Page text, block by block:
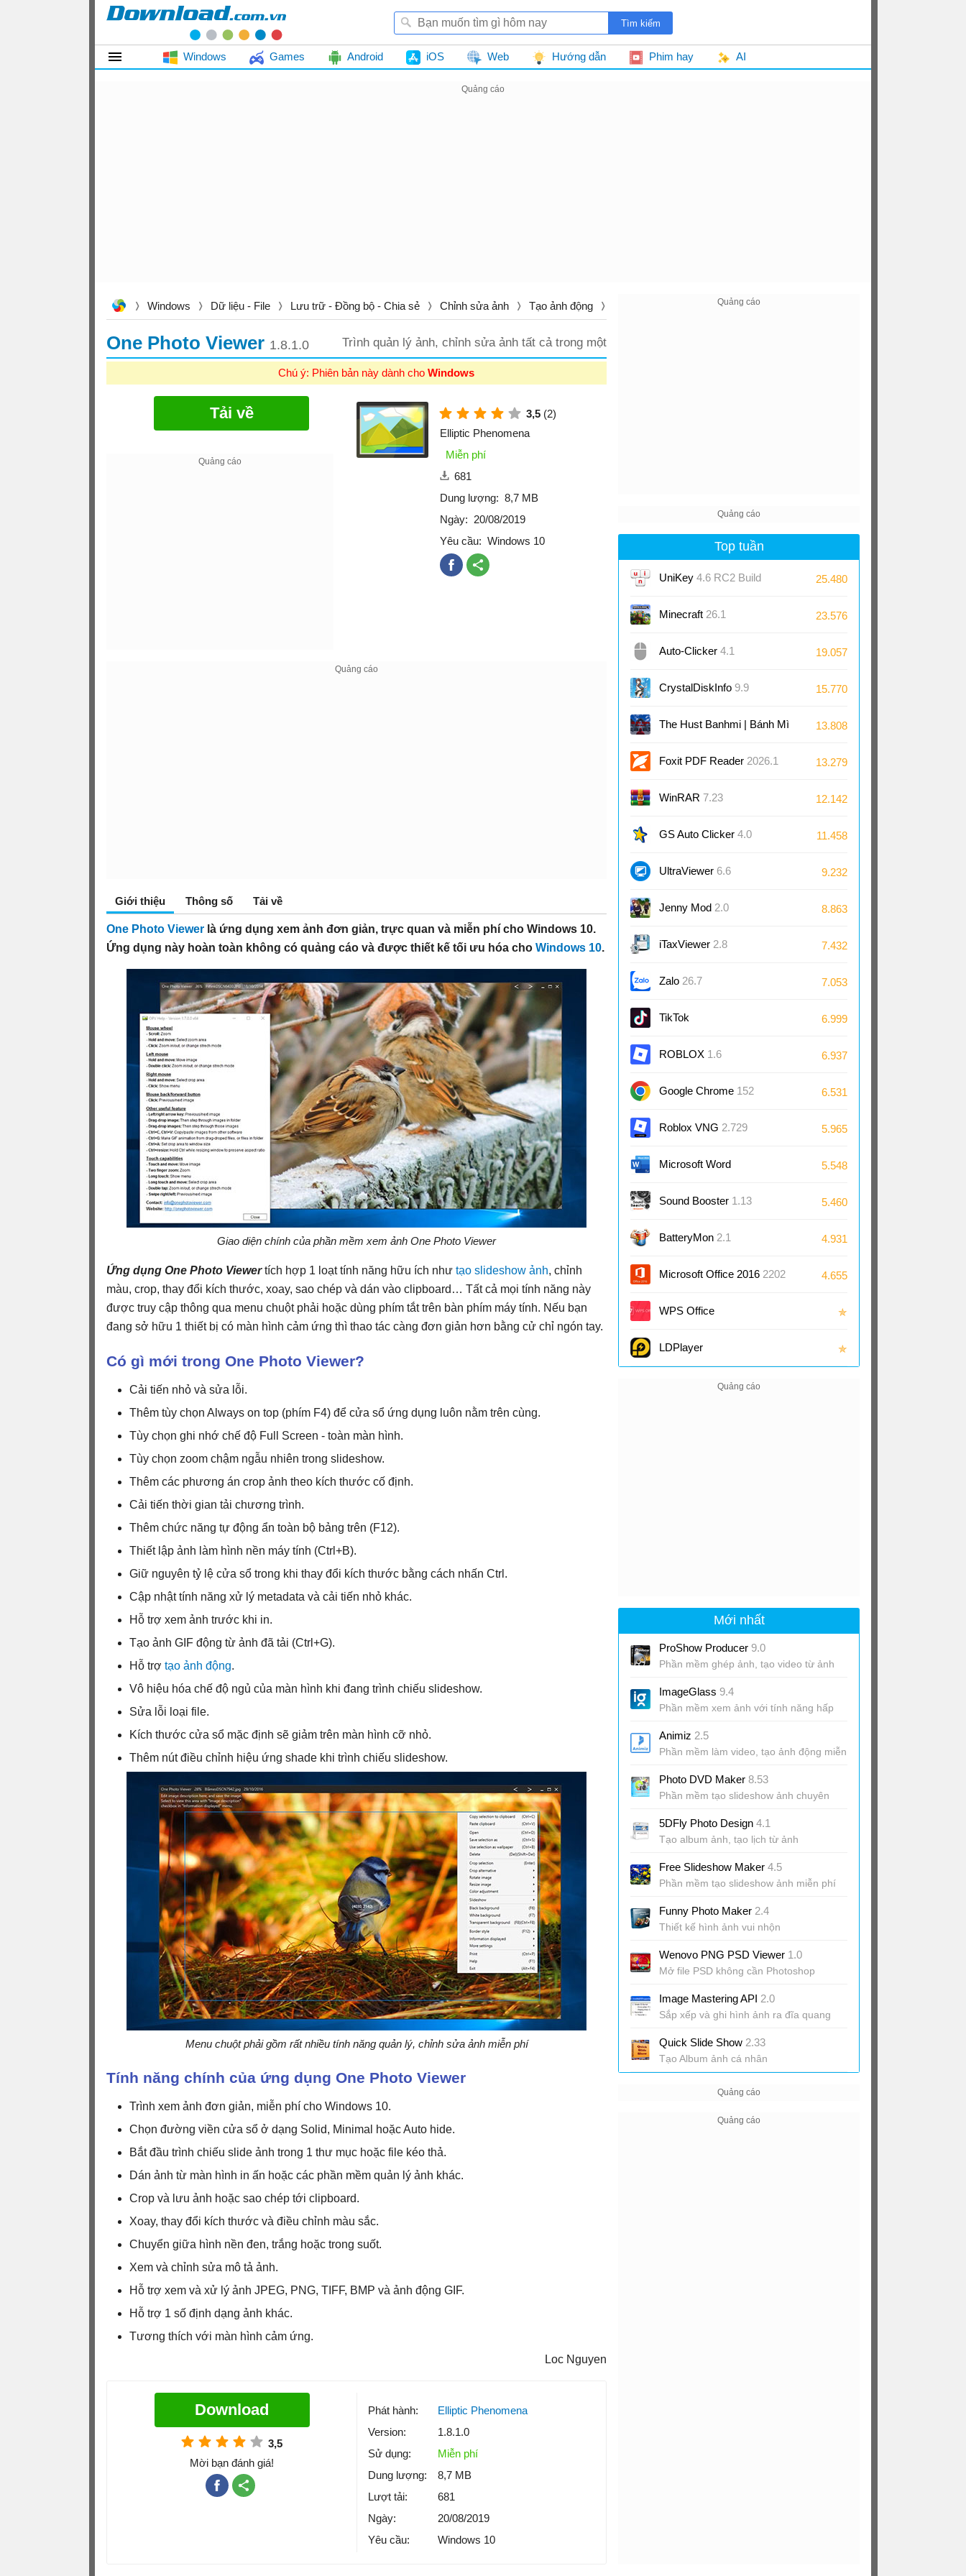
Windows Games Android iOS Web Hướng dẫn Phim hay AI
Windows Dữ liệu - File Lưu trữ - Đồng bộ - Chia sẻ Chỉnh sửa ảnh Tạo ảnh động Làm video Ảnh - Album
One Photo Viewer 1.8.1.0 Trình quản lý ảnh, chỉnh sửa ảnh tất cả trong một
Chú ý: Phiên bản này dành cho Windows
Tải về 3,5 (2)
Elliptic Phenomena
Miễn phí
681
Dung lượng: 8,7 MB
Ngày: 20/08/2019
Yêu cầu: Windows 10
Giới thiệu Thông số Tải về
One Photo Viewer là ứng dụng xem ảnh đơn giản, trực quan và miễn phí cho Windows 10.
Ứng dụng này hoàn toàn không có quảng cáo và được thiết kế tối ưu hóa cho Windows 10.
Giao diện chính của phần mềm xem ảnh One Photo Viewer
Ứng dụng One Photo Viewertích hợp 1 loạt tính năng hữu ích như tạo slideshow ảnh, chỉnh
màu, crop, thay đổi kích thước, xoay, sao chép và dán vào clipboard… Tất cả mọi tính năng này
được truy cập thông qua menu chuột phải hoặc dùng phím tắt trên bàn phím máy tính. Nếu bạn
đang sở hữu 1 thiết bị có màn hình cảm ứng thì thao tác càng đơn giản hơn bằng cử chỉ ngón tay.
Có gì mới trong One Photo Viewer?
Cải tiến nhỏ và sửa lỗi.
Thêm tùy chọn Always on top (phím F4) để cửa sổ ứng dụng luôn nằm trên cùng.
Tùy chọn ghi nhớ chế độ Full Screen - toàn màn hình.
Tùy chọn zoom chậm ngẫu nhiên trong slideshow.
Thêm các phương án crop ảnh theo kích thước cố định.
Cải tiến thời gian tải chương trình.
Thêm chức năng tự động ẩn toàn bộ bảng trên (F12).
Thiết lập ảnh làm hình nền máy tính (Ctrl+B).
Giữ nguyên tỷ lệ cửa sổ trong khi thay đổi kích thước bằng cách nhấn Ctrl.
Cập nhật tính năng xử lý metadata và cải tiến nhỏ khác.
Hỗ trợ xem ảnh trước khi in.
Tạo ảnh GIF động từ ảnh đã tải (Ctrl+G).
Hỗ trợ tạo ảnh động.
Vô hiệu hóa chế độ ngủ của màn hình khi đang trình chiếu slideshow.
Sửa lỗi loại file.
Kích thước cửa sổ mặc định sẽ giảm trên màn hình cỡ nhỏ.
Thêm nút điều chỉnh hiệu ứng shade khi trình chiếu slideshow.
Menu chuột phải gồm rất nhiều tính năng quản lý, chỉnh sửa ảnh miễn phí
Tính năng chính của ứng dụng One Photo Viewer
Trình xem ảnh đơn giản, miễn phí cho Windows 10.
Chọn đường viền cửa sổ ở dạng Solid, Minimal hoặc Auto hide.
Bắt đầu trình chiếu slide ảnh trong 1 thư mục hoặc file kéo thả.
Dán ảnh từ màn hình in ấn hoặc các phần mềm quản lý ảnh khác.
Crop và lưu ảnh hoặc sao chép tới clipboard.
Xoay, thay đổi kích thước và điều chỉnh màu sắc.
Chuyển giữa hình nền đen, trắng hoặc trong suốt.
Xem và chỉnh sửa mô tả ảnh.
Hỗ trợ xem và xử lý ảnh JPEG, PNG, TIFF, BMP và ảnh động GIF.
Hỗ trợ 1 số định dạng ảnh khác.
Tương thích với màn hình cảm ứng.
Loc Nguyen
Download
3,5
Mời bạn đánh giá!
Phát hành:
Elliptic Phenomena
Version:
1.8.1.0
Sử dụng:
Miễn phí
Dung lượng:
8,7 MB
Lượt tải:
681
Ngày:
20/08/2019
Yêu cầu:
Windows 10
Top tuần
UniKey 4.6 RC2 Build
230919
25.480
Minecraft 26.1 23.576
Auto-Clicker 4.1 19.057
CrystalDiskInfo 9.9 15.770
The Hust Banhmi | Bánh Mì
Bách Khoa
13.808
Foxit PDF Reader 2026.1 13.279
WinRAR 7.23 12.142
GS Auto Clicker 4.0 11.458
UltraViewer 6.6 9.232
Jenny Mod 2.0 8.863
iTaxViewer 2.8 7.432
Zalo 26.7 7.053
TikTok 6.999
ROBLOX 1.6 6.937
Google Chrome 152 6.531
Roblox VNG 2.729 5.965
Microsoft Word
2024/2021/2019/2016
5.548
Sound Booster 1.13 5.460
BatteryMon 2.1 4.931
Microsoft Office 2016 2202
(16.0
4.655
WPS Office ✯
LDPlayer ✯
Mới nhất
ProShow Producer 9.0
Phần mềm ghép ảnh, tạo video từ ảnh
ImageGlass 9.4
Phần mềm xem ảnh với tính năng hấp
Animiz 2.5
Phần mềm làm video, tạo ảnh động miễn
Photo DVD Maker 8.53
Phần mềm tạo slideshow ảnh chuyên
5DFly Photo Design 4.1
Tạo album ảnh, tạo lịch từ ảnh
Free Slideshow Maker 4.5
Phần mềm tạo slideshow ảnh miễn phí
Funny Photo Maker 2.4
Thiết kế hình ảnh vui nhộn
Wenovo PNG PSD Viewer 1.0
Mở file PSD không cần Photoshop
Image Mastering API 2.0
Sắp xếp và ghi hình ảnh ra đĩa quang
Quick Slide Show 2.33
Tạo Album ảnh cá nhân